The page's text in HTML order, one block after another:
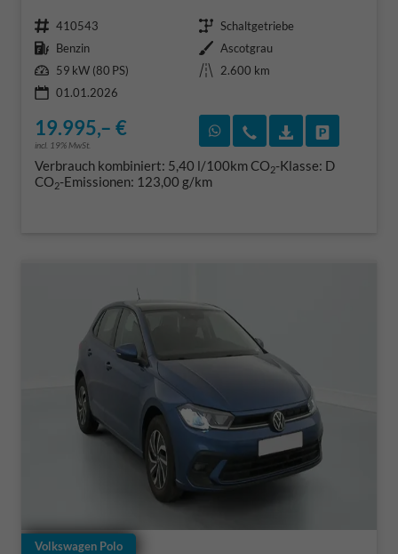
Fahrzeugnr. 410543 Getriebe Schaltgetriebe
Kraftstoff Benzin Außenfarbe Ascotgrau
Leistung 59 kW (80 PS) Kilometerstand
2.600 km
01.01.2026
19.995,– €
incl. 19% MwSt.
Rückruf vereinbaren
Wir rufen Sie an
Verbrauch kombiniert: 5,40 l/100kmCO2-Klasse: D
CO2-Emissionen: 123,00 g/km
Volkswagen Polo